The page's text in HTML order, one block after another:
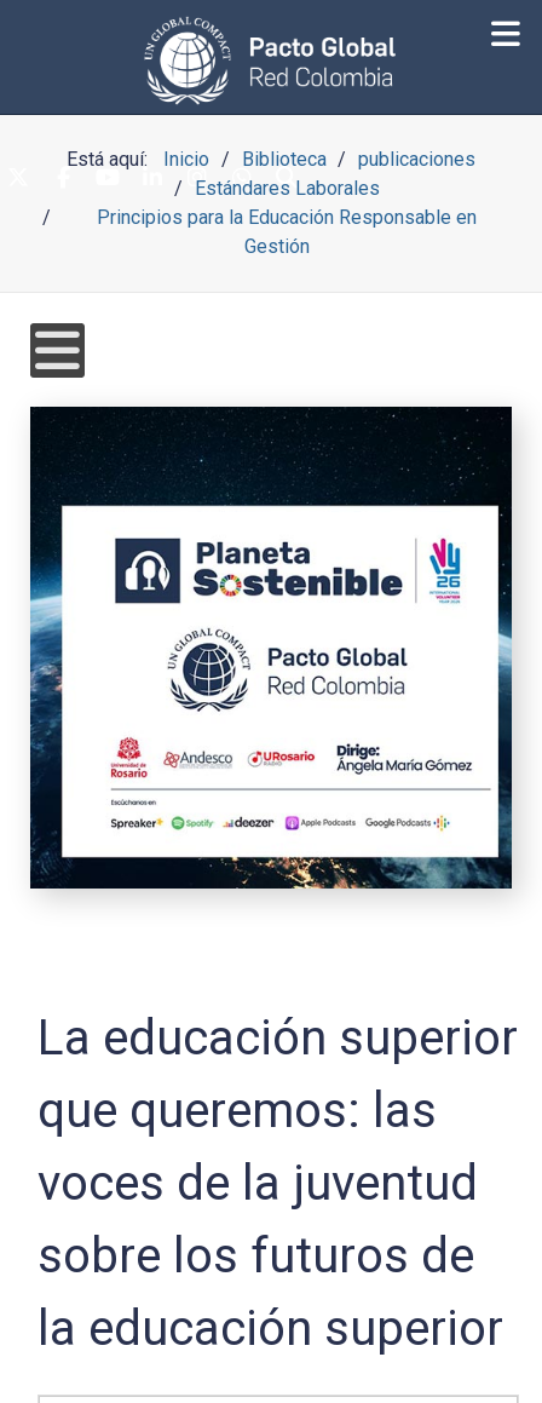
Está aquí: Inicio Biblioteca
publicaciones
Estándares Laborales
Principios para la Educación Responsable en
Gestión
La educación superior
que queremos: las
voces de la juventud
sobre los futuros de
la educación superior